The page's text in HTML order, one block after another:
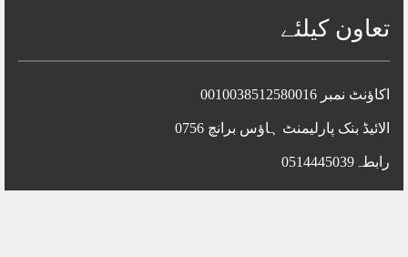
تعاون کیلئے
اکاؤنٹ نمبر 0010038512580016
الائیڈ بنک پارلیمنٹ ہاؤس برانچ 0756
رابطہ0514445039